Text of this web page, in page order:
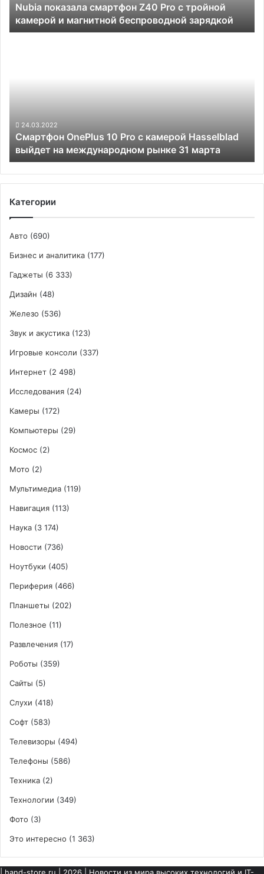
магнитной
беспроводной
Nubia показала смартфон Z40 Pro с тройной
камерой и магнитной беспроводной зарядкой
выйдет
на
международном
рынке
31
марта
24.03.2022
Смартфон OnePlus 10 Pro с камерой Hasselblad
выйдет на международном рынке 31 марта
Категории
Авто (690)
Бизнес и аналитика (177)
Гаджеты (6 333)
Дизайн (48)
Железо (536)
Звук и акустика (123)
Игровые консоли (337)
Интернет (2 498)
Исследования (24)
Камеры (172)
Компьютеры (29)
Космос (2)
Мото (2)
Мультимедиа (119)
Навигация (113)
Наука (3 174)
Новости (736)
Ноутбуки (405)
Периферия (466)
Планшеты (202)
Полезное (11)
Развлечения (17)
Роботы (359)
Сайты (5)
Слухи (418)
Софт (583)
Телевизоры (494)
Телефоны (586)
Техника (2)
Технологии (349)
Фото (3)
Это интересно (1 363)